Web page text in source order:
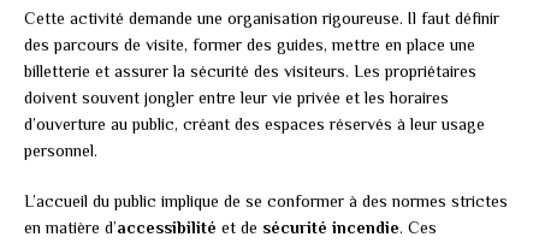
Cette activité demande une organisation rigoureuse. Il faut définir
des parcours de visite, former des guides, mettre en place une
billetterie et assurer la sécurité des visiteurs. Les propriétaires
doivent souvent jongler entre leur vie privée et les horaires
d’ouverture au public, créant des espaces réservés à leur usage
personnel.
L’accueil du public implique de se conformer à des normes strictes
en matière d’accessibilité et de sécurité incendie. Ces